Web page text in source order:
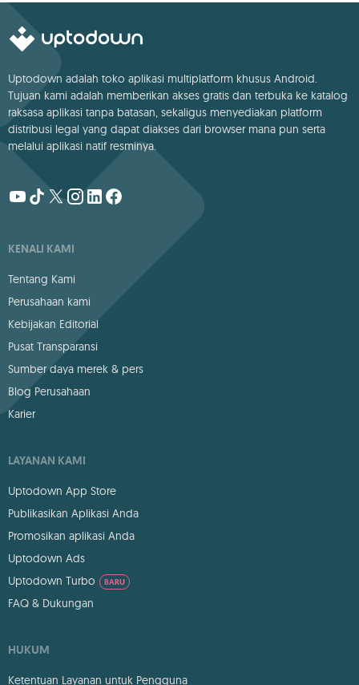
Uptodown adalah toko aplikasi multiplatform khusus Android.
Tujuan kami adalah memberikan akses gratis dan terbuka ke katalog
raksasa aplikasi tanpa batasan, sekaligus menyediakan platform
distribusi legal yang dapat diakses dari browser mana pun serta
melalui aplikasi natif resminya.
KENALI KAMI
Tentang Kami
Perusahaan kami
Kebijakan Editorial
Pusat Transparansi
Sumber daya merek & pers
Blog Perusahaan
Karier
LAYANAN KAMI
Uptodown App Store
Publikasikan Aplikasi Anda
Promosikan aplikasi Anda
Uptodown Ads
Uptodown Turbo
BARU
FAQ & Dukungan
HUKUM
Ketentuan Layanan untuk Pengguna